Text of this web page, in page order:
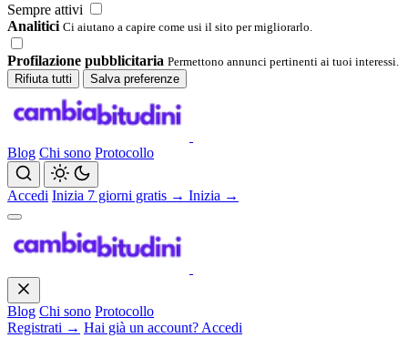
Sempre attivi
Analitici Ci aiutano a capire come usi il sito per migliorarlo.
Profilazione pubblicitaria Permettono annunci pertinenti ai tuoi interessi.
Rifiuta tutti
Salva preferenze
Blog Chi sono Protocollo
Accedi Inizia 7 giorni gratis → Inizia →
Blog Chi sono Protocollo
Registrati → Hai già un account? Accedi